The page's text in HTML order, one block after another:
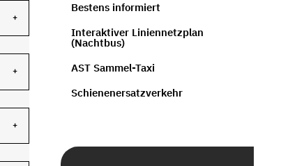
Bestens informiert
Interaktiver Liniennetzplan
(Nachtbus)
AST Sammel-Taxi
Schienenersatzverkehr